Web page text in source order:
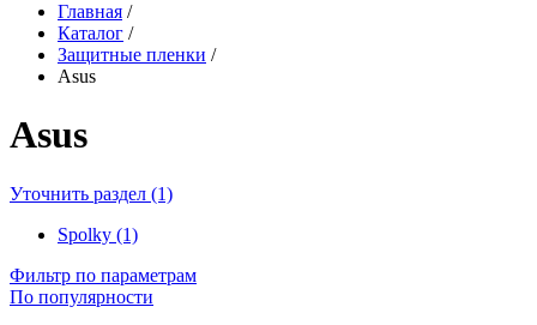
Главная /
Каталог /
Защитные пленки /
Asus
Asus
Уточнить раздел (1)
Spolky (1)
Фильтр по параметрам
По популярности